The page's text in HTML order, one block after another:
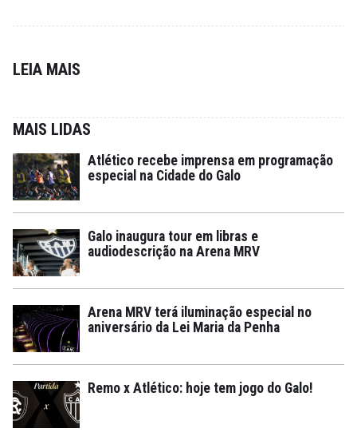
LEIA MAIS
MAIS LIDAS
Atlético recebe imprensa em programação
especial na Cidade do Galo
Galo inaugura tour em libras e
audiodescrição na Arena MRV
Arena MRV terá iluminação especial no
aniversário da Lei Maria da Penha
Remo x Atlético: hoje tem jogo do Galo!